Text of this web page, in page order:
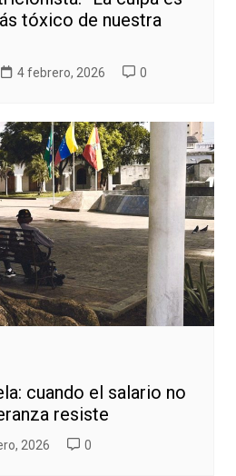
tóxico de nuestra
4 febrero, 2026 0
cuando el salario no
resiste
2026 0